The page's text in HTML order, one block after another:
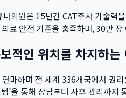
의원은 15년간 CAT주사 기술
료 안전 기준을 충족하며, 30만
적인 위치를 차지하
마하며 전 세계 336개국에서 권
’을 통해 상담부터 사후 관리까